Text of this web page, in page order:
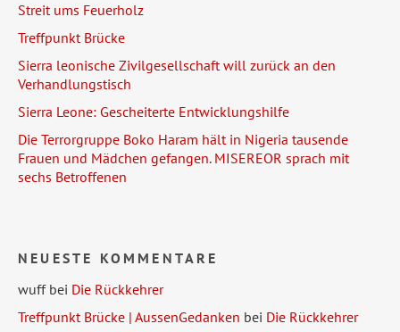
Streit ums Feuerholz
Treffpunkt Brücke
Sierra leonische Zivilgesellschaft will zurück an den
Verhandlungstisch
Sierra Leone: Gescheiterte Entwicklungshilfe
Die Terrorgruppe Boko Haram hält in Nigeria tausende
Frauen und Mädchen gefangen. MISEREOR sprach mit
sechs Betroffenen
NEUESTE KOMMENTARE
wuffbei Die Rückkehrer
Treffpunkt Brücke | AussenGedanken bei Die Rückkehrer